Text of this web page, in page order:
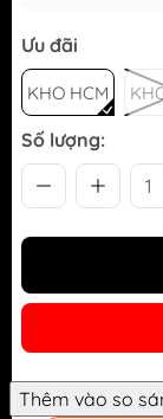
Ưu đãi
KHO HCM
Số lượng: